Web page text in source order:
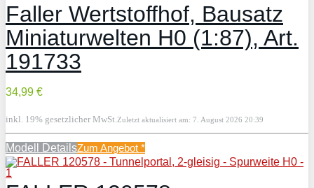
Faller Wertstoffhof, Bausatz
Miniaturwelten H0 (1:87), Art.
191733
34,99 €
inkl. 19% gesetzlicher MwSt. Zuletzt aktualisiert am: 7. August 2026 20:39
Modell DetailsZum Angebot *